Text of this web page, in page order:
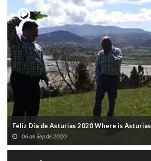
Feliz Día de Asturias 2020 Where is Asturias
06 de Sep de 2020